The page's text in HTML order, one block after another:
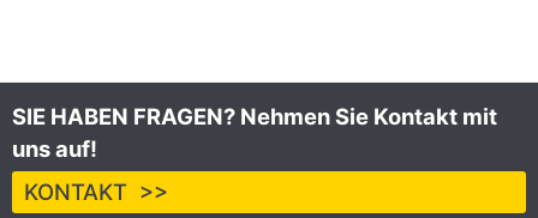
SIE HABEN FRAGEN? Nehmen Sie Kontakt mit
uns auf!
KONTAKT >>